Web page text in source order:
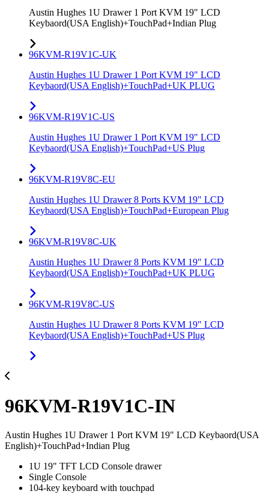
Austin Hughes 1U Drawer 1 Port KVM 19" LCD
Keybaord(USA English)+TouchPad+Indian Plug
96KVM-R19V1C-UK
Austin Hughes 1U Drawer 1 Port KVM 19" LCD
Keybaord(USA English)+TouchPad+UK PLUG
96KVM-R19V1C-US
Austin Hughes 1U Drawer 1 Port KVM 19" LCD
Keybaord(USA English)+TouchPad+US Plug
96KVM-R19V8C-EU
Austin Hughes 1U Drawer 8 Ports KVM 19" LCD
Keybaord(USA English)+TouchPad+European Plug
96KVM-R19V8C-UK
Austin Hughes 1U Drawer 8 Ports KVM 19" LCD
Keybaord(USA English)+TouchPad+UK PLUG
96KVM-R19V8C-US
Austin Hughes 1U Drawer 8 Ports KVM 19" LCD
Keybaord(USA English)+TouchPad+US Plug
96KVM-R19V1C-IN
Austin Hughes 1U Drawer 1 Port KVM 19" LCD Keybaord(USA
English)+TouchPad+Indian Plug
1U 19" TFT LCD Console drawer
Single Console
104-key keyboard with touchpad